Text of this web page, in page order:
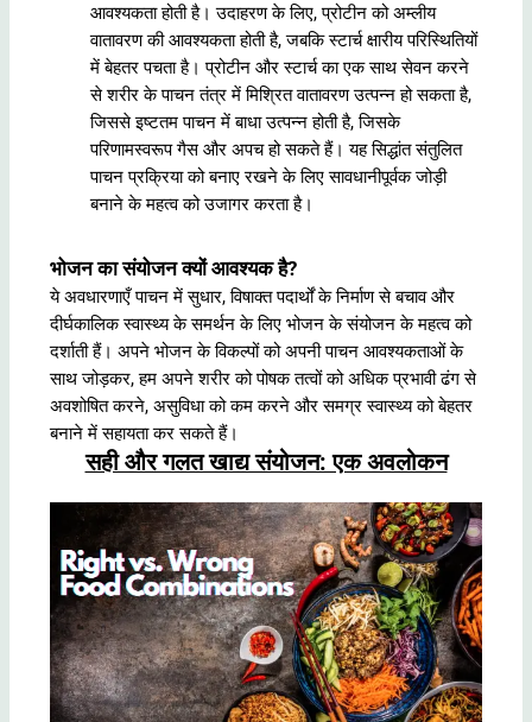
आवश्यकता होती है। उदाहरण के लिए, प्रोटीन को अम्लीय
वातावरण की आवश्यकता होती है, जबकि स्टार्च क्षारीय परिस्थितियों
में बेहतर पचता है। प्रोटीन और स्टार्च का एक साथ सेवन करने
से शरीर के पाचन तंत्र में मिश्रित वातावरण उत्पन्न हो सकता है,
जिससे इष्टतम पाचन में बाधा उत्पन्न होती है, जिसके
परिणामस्वरूप गैस और अपच हो सकते हैं। यह सिद्धांत संतुलित
पाचन प्रक्रिया को बनाए रखने के लिए सावधानीपूर्वक जोड़ी
बनाने के महत्व को उजागर करता है।
भोजन का संयोजन क्यों आवश्यक है?
ये अवधारणाएँ पाचन में सुधार, विषाक्त पदार्थों के निर्माण से बचाव और
दीर्घकालिक स्वास्थ्य के समर्थन के लिए भोजन के संयोजन के महत्व को
दर्शाती हैं। अपने भोजन के विकल्पों को अपनी पाचन आवश्यकताओं के
साथ जोड़कर, हम अपने शरीर को पोषक तत्वों को अधिक प्रभावी ढंग से
अवशोषित करने, असुविधा को कम करने और समग्र स्वास्थ्य को बेहतर
बनाने में सहायता कर सकते हैं।
सही और गलत खाद्य संयोजन: एक अवलोकन